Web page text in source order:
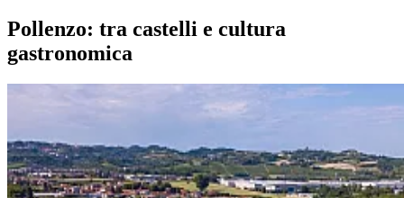
Pollenzo: tra castelli e cultura
gastronomica